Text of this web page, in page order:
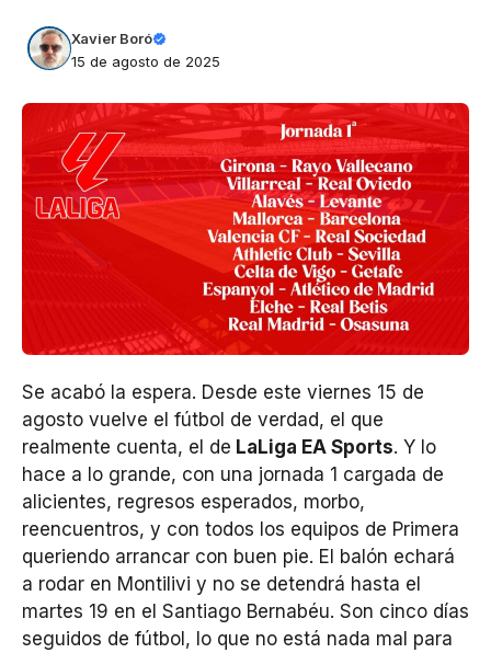
Xavier Boró
15 de agosto de 2025
Se acabó la espera. Desde este viernes 15 de
agosto vuelve el fútbol de verdad, el que
realmente cuenta, el de LaLiga EA Sports. Y lo
hace a lo grande, con una jornada 1 cargada de
alicientes, regresos esperados, morbo,
reencuentros, y con todos los equipos de Primera
queriendo arrancar con buen pie. El balón echará
a rodar en Montilivi y no se detendrá hasta el
martes 19 en el Santiago Bernabéu. Son cinco días
seguidos de fútbol, lo que no está nada mal para